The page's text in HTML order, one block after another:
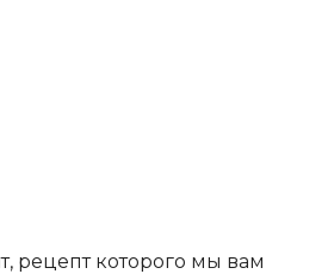
рецепт которого мы вам